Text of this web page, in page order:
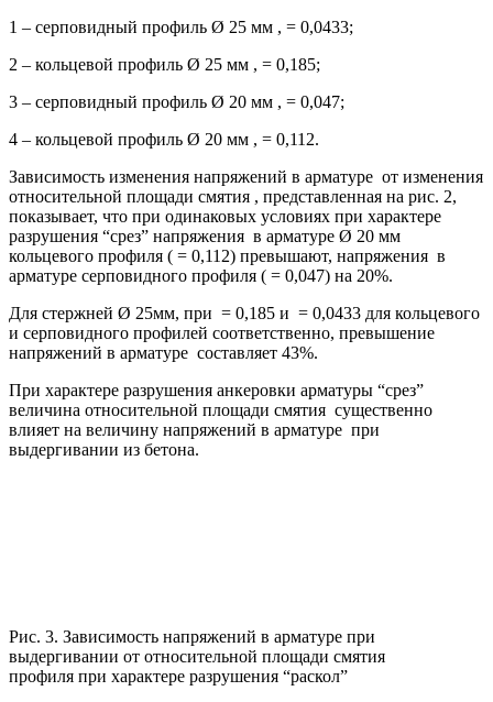
1 – серповидный профиль Ø 25 мм , = 0,0433;
2 – кольцевой профиль Ø 25 мм , = 0,185;
3 – серповидный профиль Ø 20 мм , = 0,047;
4 – кольцевой профиль Ø 20 мм , = 0,112.
Зависимость изменения напряжений в арматуре от изменения
относительной площади смятия , представленная на рис. 2,
показывает, что при одинаковых условиях при характере
разрушения “срез” напряжения в арматуре Ø 20 мм
кольцевого профиля ( = 0,112) превышают, напряжения в
арматуре серповидного профиля ( = 0,047) на 20%.
Для стержней Ø 25мм, при = 0,185 и = 0,0433 для кольцевого
и серповидного профилей соответственно, превышение
напряжений в арматуре составляет 43%.
При характере разрушения анкеровки арматуры “срез”
величина относительной площади смятия существенно
влияет на величину напряжений в арматуре при
выдергивании из бетона.
Рис. 3. Зависимость напряжений в арматуре при
выдергивании от относительной площади смятия
профиля при характере разрушения “раскол”